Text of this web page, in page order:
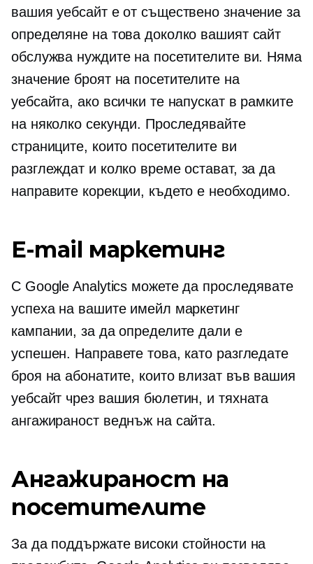
вашия уебсайт е от съществено значение за
определяне на това доколко вашият сайт
обслужва нуждите на посетителите ви. Няма
значение броят на посетителите на
уебсайта, ако всички те напускат в рамките
на няколко секунди. Проследявайте
страниците, които посетителите ви
разглеждат и колко време остават, за да
направите корекции, където е необходимо.
E-mail маркетинг
С Google Analytics можете да проследявате
успеха на вашите имейл маркетинг
кампании, за да определите дали е
успешен. Направете това, като разгледате
броя на абонатите, които влизат във вашия
уебсайт чрез вашия бюлетин, и тяхната
ангажираност веднъж на сайта.
Ангажираност на
посетителите
За да поддържате високи стойности на